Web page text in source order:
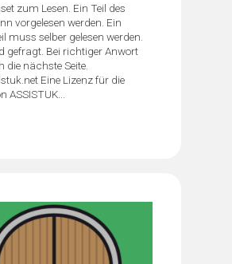
zum Lesen. Ein Teil des
vorgelesen werden. Ein
muss selber gelesen werden.
gefragt. Bei richtiger Anwort
die nächste Seite.
Eine Lizenz für die
ASSISTUK...